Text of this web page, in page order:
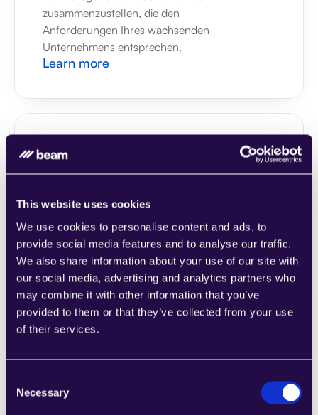
This website uses cookies
We use cookies to personalise content and ads, to
provide social media features and to analyse our traffic.
We also share information about your use of our site with
our social media, advertising and analytics partners who
may combine it with other information that you’ve
provided to them or that they’ve collected from your use
of their services.
Selection
Necessary
zusammenzustellen, die den
Anforderungen Ihres wachsenden
Unternehmens entsprechen.
Learn more
1CRM
von Kategorien, um Seiten einfach
zusammenzustellen, die den
Anforderungen Ihres wachsenden
Unternehmens entsprechen.
Learn more
2Chat